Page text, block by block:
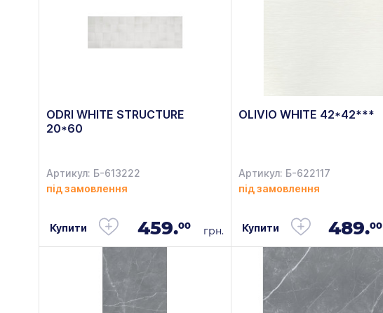
ODRI WHITE STRUCTURE
20*60
Артикул: Б-613222
під замовлення
Купити 459.00 грн.
OLIVIO WHITE 42*42***
Артикул: Б-622117
під замовлення
Купити 489.00